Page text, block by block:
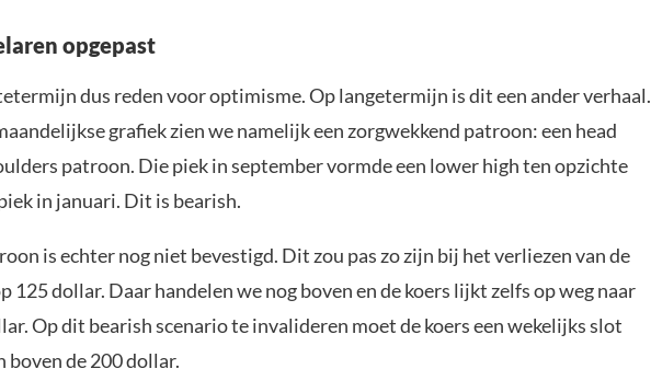
opgepast
dus reden voor optimisme. Op langetermijn is dit een ander verhaal.
grafiek zien we namelijk een zorgwekkend patroon: een head
patroon. Die piek in september vormde een lower high ten opzichte
in januari. Dit is bearish.
is echter nog niet bevestigd. Dit zou pas zo zijn bij het verliezen van de
125 dollar. Daar handelen we nog boven en de koers lijkt zelfs op weg naar
Op dit bearish scenario te invalideren moet de koers een wekelijks slot
boven de 200 dollar.